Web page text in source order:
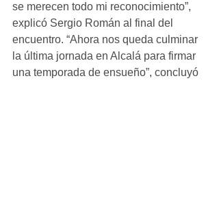
se merecen todo mi reconocimiento”,
explicó Sergio Román al final del
encuentro. “Ahora nos queda culminar
la última jornada en Alcalá para firmar
una temporada de ensueño”, concluyó